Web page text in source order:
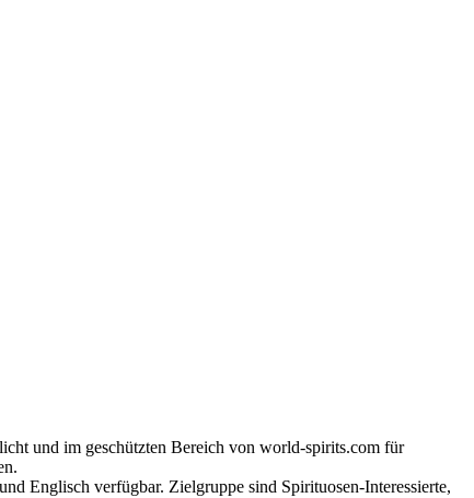
und im geschützten Bereich von world-spirits.com für
Englisch verfügbar. Zielgruppe sind Spirituosen-Interessierte,